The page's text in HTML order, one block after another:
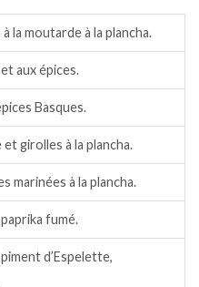
la moutarde à la plancha.
aux épices.
Basques.
girolles à la plancha.
marinées à la plancha.
fumé.
d’Espelette,